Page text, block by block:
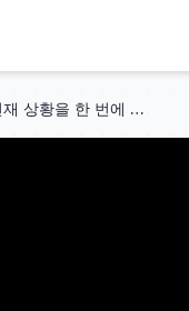
【원피스】 모든 세력의 현재 상황을 한 번에 정리했습니다